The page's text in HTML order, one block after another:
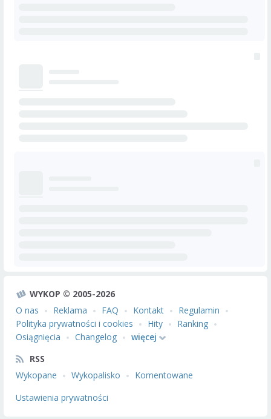
WYKOP © 2005-2026
O nas
Reklama FAQ Kontakt
Regulamin
Polityka prywatności i cookies
Hity
Ranking
Osiągnięcia
Changelog
więcej
RSS
Wykopane
Wykopalisko
Komentowane
Ustawienia prywatności